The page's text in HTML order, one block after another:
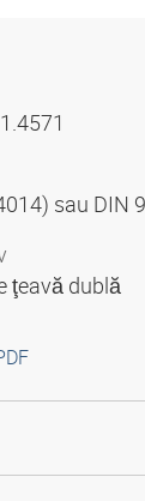
sau DIN
ţeavă dublă